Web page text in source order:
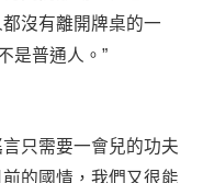
沒有離開牌桌的一
是普通人。”
只需要一會兒的功夫
的國情，我們又很能